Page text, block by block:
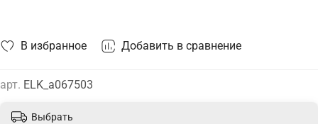
В избранное Добавить в сравнение
арт. ELK_a067503
Выбрать